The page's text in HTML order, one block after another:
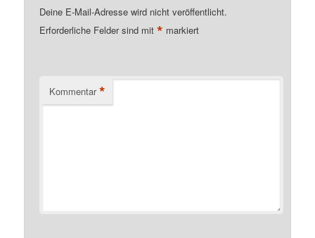
Deine E-Mail-Adresse wird nicht veröffentlicht.
Erforderliche Felder sind mit* markiert
Kommentar *